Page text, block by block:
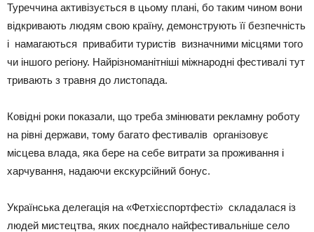
Туреччина активізується в цьому плані, бо таким чином вони
відкривають людям свою країну, демонструють її безпечність
і намагаються привабити туристів визначними місцями того
чи іншого регіону. Найрізноманітніші міжнародні фестивалі тут
тривають з травня до листопада.
Ковідні роки показали, що треба змінювати рекламну роботу
на рівні держави, тому багато фестивалів організовує
місцева влада, яка бере на себе витрати за проживання і
харчування, надаючи екскурсійний бонус.
Українська делегація на «Фетхієспортфесті» складалася із
людей мистецтва, яких поєднало найфестивальніше село